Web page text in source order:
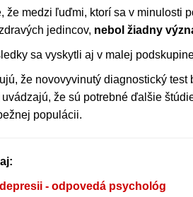
že medzi ľuďmi, ktorí sa v minulosti
jedincov, nebol žiadny
sa vyskytli aj v malej
že novovyvinutý diagnostický test
že sú potrebné ďalšie
populácii.
- odpovedá psychológ